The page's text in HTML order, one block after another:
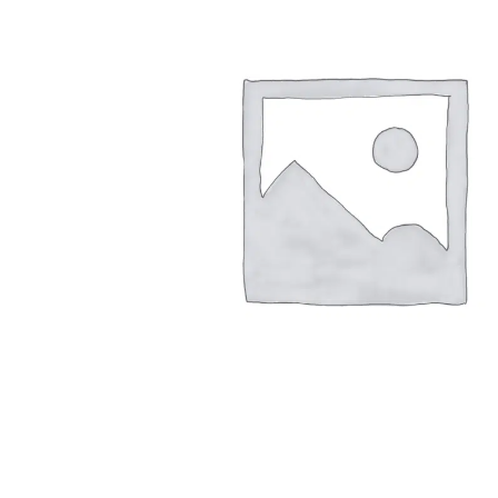
Arbres fruitiers
Plantes méditerranéennes et exotiques
Plantes
Plantes
Plantes
Plantes
Plantes